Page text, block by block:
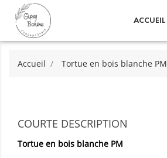
ACCUEIL
Accueil Tortue en bois blanche PM
COURTE DESCRIPTION
Tortue en bois blanche PM